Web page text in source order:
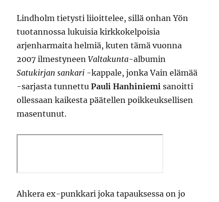
Lindholm tietysti liioittelee, sillä onhan Yön
tuotannossa lukuisia kirkkokelpoisia
arjenharmaita helmiä, kuten tämä vuonna
2007 ilmestyneenValtakunta-albumin
Satukirjan sankari -kappale, jonka Vain elämää
-sarjasta tunnettuPauli Hanhiniemi sanoitti
ollessaan kaikesta päätellen poikkeuksellisen
masentunut.
Ahkera ex-punkkari joka tapauksessa on jo